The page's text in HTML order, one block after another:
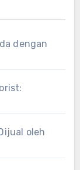
dengan
oleh